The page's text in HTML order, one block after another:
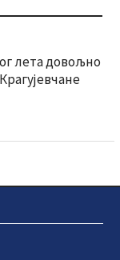
лета довољно